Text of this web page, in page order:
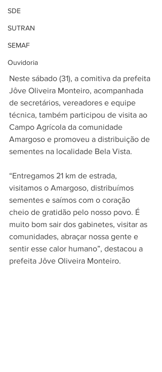
SDE
SUTRAN
SEMAF
Ouvidoria
Neste sábado (31), a comitiva da prefeita
Jôve Oliveira Monteiro, acompanhada
de secretários, vereadores e equipe
técnica, também participou de visita ao
Campo Agrícola da comunidade
Amargoso e promoveu a distribuição de
sementes na localidade Bela Vista.
“Entregamos 21 km de estrada,
visitamos o Amargoso, distribuímos
sementes e saímos com o coração
cheio de gratidão pelo nosso povo. É
muito bom sair dos gabinetes, visitar as
comunidades, abraçar nossa gente e
sentir esse calor humano”, destacou a
prefeita Jôve Oliveira Monteiro.